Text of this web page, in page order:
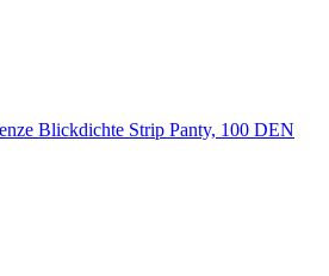
Blickdichte Strip Panty, 100 DEN